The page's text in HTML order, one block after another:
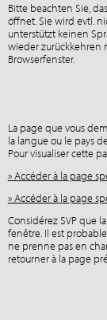
Bitte beachten Sie,
öffnet. Sie wird evtl.
unterstützt keinen
wieder zurückkehren
Browserfenster.
La page que vous
la langue ou le pays
Pour visualiser cette
» Accéder à la page
» Accéder à la page
Considérez SVP que
fenêtre. Il est
ne prenne pas en
retourner à la page